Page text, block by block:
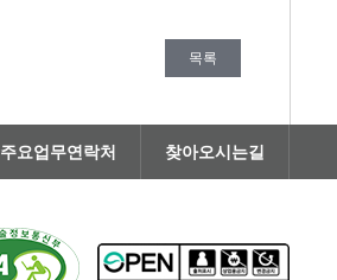
목록
주요업무연락처 찾아오시는길